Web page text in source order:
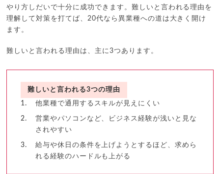
やり方しだいで十分に成功できます。難しいと言われる理由を
理解して対策を打てば、20代なら異業種への道は大きく開け
ます。
難しいと言われる理由は、主に3つあります。
難しいと言われる3つの理由
他業種で通用するスキルが見えにくい
営業やパソコンなど、ビジネス経験が浅いと見な
されやすい
給与や休日の条件を上げようとするほど、求めら
れる経験のハードルも上がる